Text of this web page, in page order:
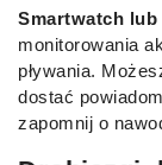
Smartwatch
monitorowania
pływania.
dostać
zapomnij o